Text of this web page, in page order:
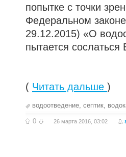
попытке с точки
Федеральном
29.12.2015) «О
пытается сослаться
( Читать дальше )
водоотведение, септик,
0 26 марта 2016, 03:02